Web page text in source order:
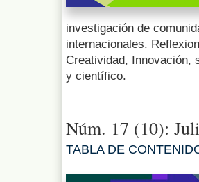
investigación de
internacionales.
Creatividad, Innovación,
y científico.
Núm. 17 (10):
TABLA DE